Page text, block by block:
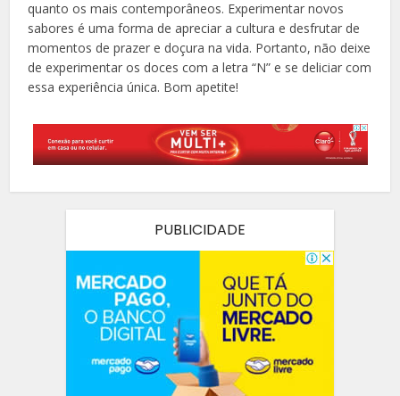
quanto os mais contemporâneos. Experimentar novos
sabores é uma forma de apreciar a cultura e desfrutar de
momentos de prazer e doçura na vida. Portanto, não deixe
de experimentar os doces com a letra “N” e se deliciar com
essa experiência única. Bom apetite!
PUBLICIDADE